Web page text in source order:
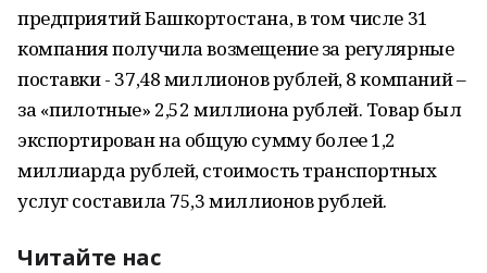
предприятий Башкортостана, в том числе 31
компания получила возмещение за регулярные
поставки - 37,48 миллионов рублей, 8 компаний –
за «пилотные» 2,52 миллиона рублей. Товар был
экспортирован на общую сумму более 1,2
миллиарда рублей, стоимость транспортных
услуг составила 75,3 миллионов рублей.
Читайте нас